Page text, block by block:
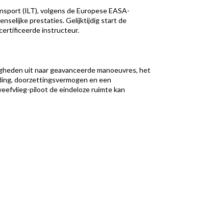
(ILT), volgens de Europese EASA-
prestaties. Gelijktijdig start de
instructeur.
uit naar geavanceerde manoeuvres, het
doorzettingsvermogen en een
piloot de eindeloze ruimte kan